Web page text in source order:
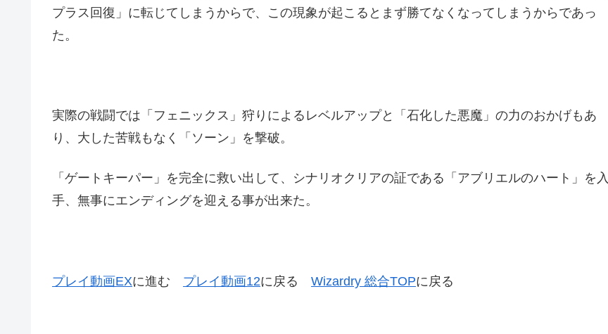
プラス回復」に転じてしまうからで、この現象が起こるとまず勝てなくなってしまうからであっ
た。
実際の戦闘では「フェニックス」狩りによるレベルアップと「石化した悪魔」の力のおかげもあ
り、大した苦戦もなく「ソーン」を撃破。
「ゲートキーパー」を完全に救い出して、シナリオクリアの証である「アブリエルのハート」を入
手、無事にエンディングを迎える事が出来た。
プレイ動画EXに進む プレイ動画12に戻る Wizardry 総合TOPに戻る